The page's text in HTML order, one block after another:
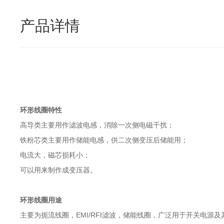
产品详情
环形线圈特性
高导类主要用作滤波电感，消除一次侧电磁干扰；
铁粉芯类主要用作储能电感，供二次侧变压后储能用；
电流大，磁芯损耗小；
可以用来制作成变压器。
环形线圈用途
主要为扼流线圈，EMI/RFI滤波，储能线圈，广泛用于开关电源及